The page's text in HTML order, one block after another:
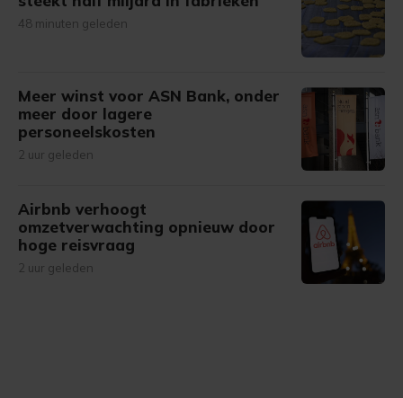
48 minuten geleden
Meer winst voor ASN Bank, onder
meer door lagere
personeelskosten
2 uur geleden
Airbnb verhoogt
omzetverwachting opnieuw door
hoge reisvraag
2 uur geleden